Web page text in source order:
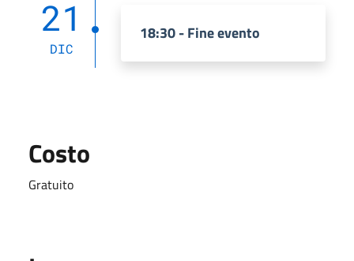
21
DIC
18:30 - Fine evento
Costo
Gratuito